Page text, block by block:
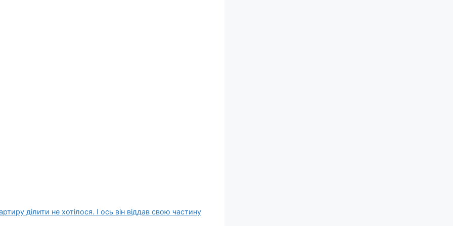
ділити не хотілося. І ось він віддав свою частину